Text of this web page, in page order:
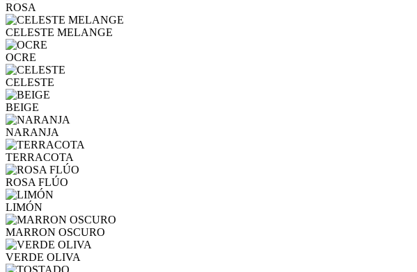
ROSA
CELESTE MELANGE
OCRE
CELESTE
BEIGE
NARANJA
TERRACOTA
ROSA FLÚO
LIMÓN
MARRON OSCURO
VERDE OLIVA